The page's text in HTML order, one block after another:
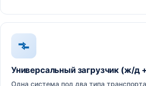
Универсальный загрузчик (ж/д
Одна система под два типа